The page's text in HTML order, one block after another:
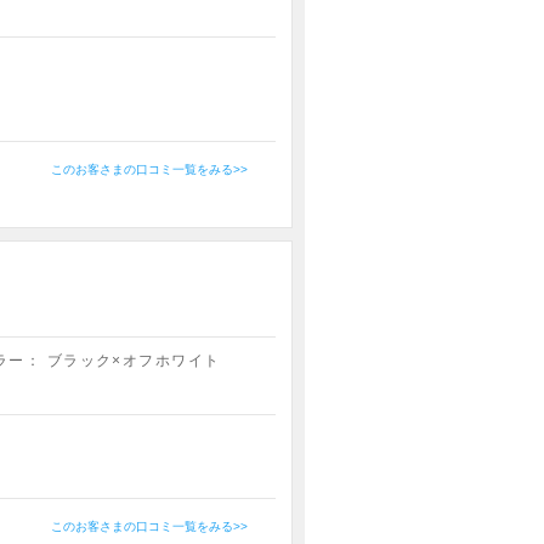
このお客さまの口コミ一覧をみる>>
ー： ブラック×オフホワイト
このお客さまの口コミ一覧をみる>>